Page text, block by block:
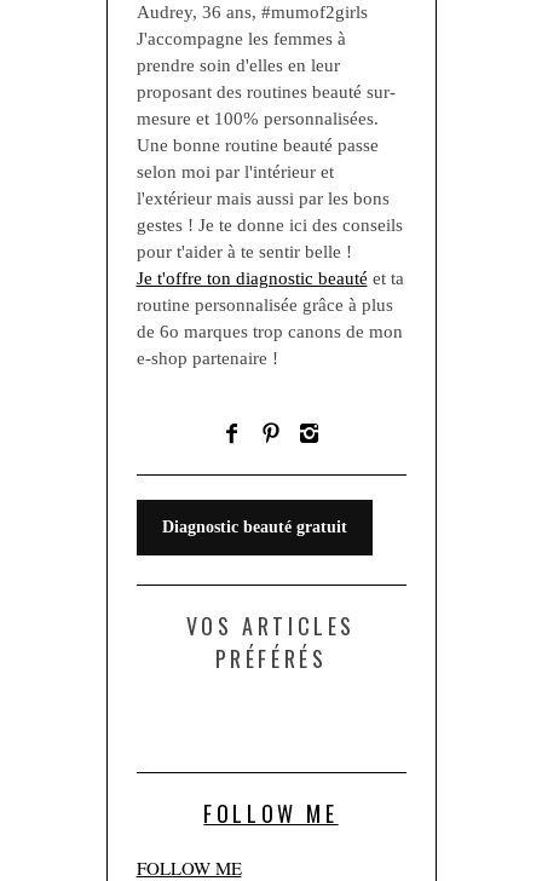
Audrey, 36 ans, #mumof2girls
J'accompagne les femmes à
prendre soin d'elles en leur
proposant des routines beauté sur-
mesure et 100% personnalisées.
Une bonne routine beauté passe
selon moi par l'intérieur et
l'extérieur mais aussi par les bons
gestes ! Je te donne ici des conseils
pour t'aider à te sentir belle !
Je t'offre ton diagnostic beauté et ta
routine personnalisée grâce à plus
de 6o marques trop canons de mon
e-shop partenaire !
Diagnostic beauté gratuit
VOS ARTICLES
PRÉFÉRÉS
FOLLOW ME
FOLLOW ME